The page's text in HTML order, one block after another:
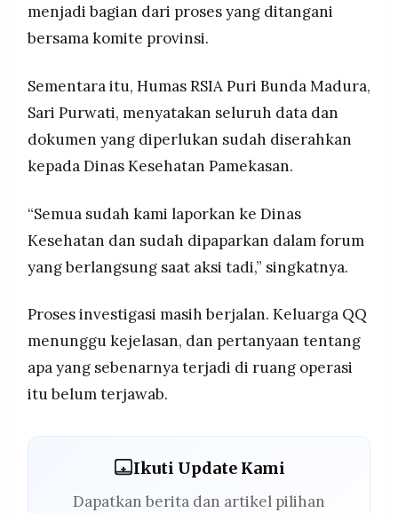
menjadi bagian dari proses yang ditangani
bersama komite provinsi.
Sementara itu, Humas RSIA Puri Bunda Madura,
Sari Purwati, menyatakan seluruh data dan
dokumen yang diperlukan sudah diserahkan
kepada Dinas Kesehatan Pamekasan.
“Semua sudah kami laporkan ke Dinas
Kesehatan dan sudah dipaparkan dalam forum
yang berlangsung saat aksi tadi,” singkatnya.
Proses investigasi masih berjalan. Keluarga QQ
menunggu kejelasan, dan pertanyaan tentang
apa yang sebenarnya terjadi di ruang operasi
itu belum terjawab.
Ikuti Update Kami
Dapatkan berita dan artikel pilihan